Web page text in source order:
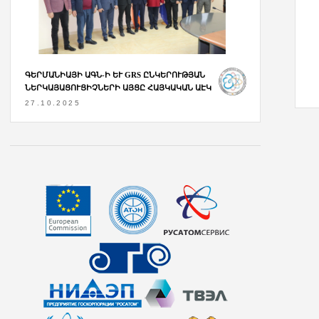
ԳԵՐՄԱՆԻԱՅԻ ԱԳՆ-Ի ԵՒ GRS ԸՆԿԵՐՈՒԹՅԱՆ Ն
ԵՐԿԱՅԱՑՈՒՑԻՉՆԵՐԻ ԱՅՑԸ ՀԱՅԿԱԿԱՆ ԱԷԿ
27.10.2025